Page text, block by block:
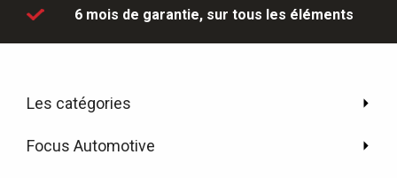
6 mois de garantie, sur tous les éléments
Les catégories
Focus Automotive